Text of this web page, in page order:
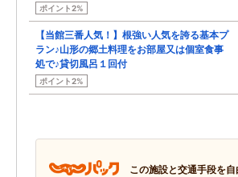
ポイント2%
【当館三番人気！】根強い人気を誇る基本プ
ラン♪山形の郷土料理をお部屋又は個室食事
処で♪貸切風呂１回付
ポイント2%
この施設と交通手段を